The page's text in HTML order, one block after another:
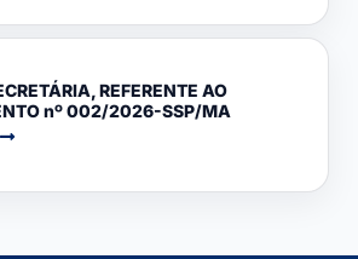
REFERENTE AO
nº 002/2026-SSP/MA